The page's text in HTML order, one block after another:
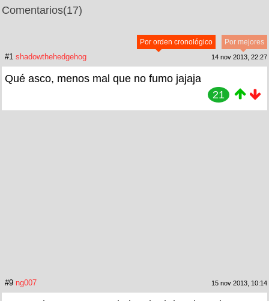
Comentarios(17)
Por mejores
Por orden cronológico
#1 shadowthehedgehog 14 nov 2013, 22:27
Qué asco, menos mal que no fumo jajaja
21
#9 ng007 15 nov 2013, 10:14